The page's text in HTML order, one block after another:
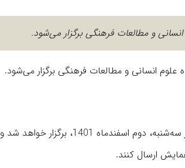
و مطالعات فرهنگی برگزار می‌شود.
انسانی و مطالعات فرهنگی برگزار می‌شود.
این همایش با موضوع «تاریخ فرهنگی در ایران؛ مسائل، مفاهیم، روش‌ها و چالش‌ها» روز سه‌شنبه، دوم اسفندماه 1401، برگزار خواهد شد و